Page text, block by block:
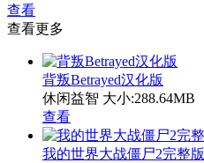
查看
查看更多
背叛Betrayed汉化版
休闲益智 大小:288.64MB
查看
我的世界大战僵尸2完整版